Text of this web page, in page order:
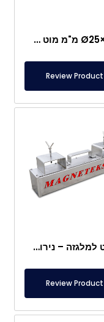
Ø25×150 מ"מ מוט מגנטי עם בורג מוט – ראש בצורת קליע
Review Product
מגנט למלגזה – נירוסטה מלאה – מרחק אפקטיבי 10 ס"מ – שחרור קל עם ידית
Review Product